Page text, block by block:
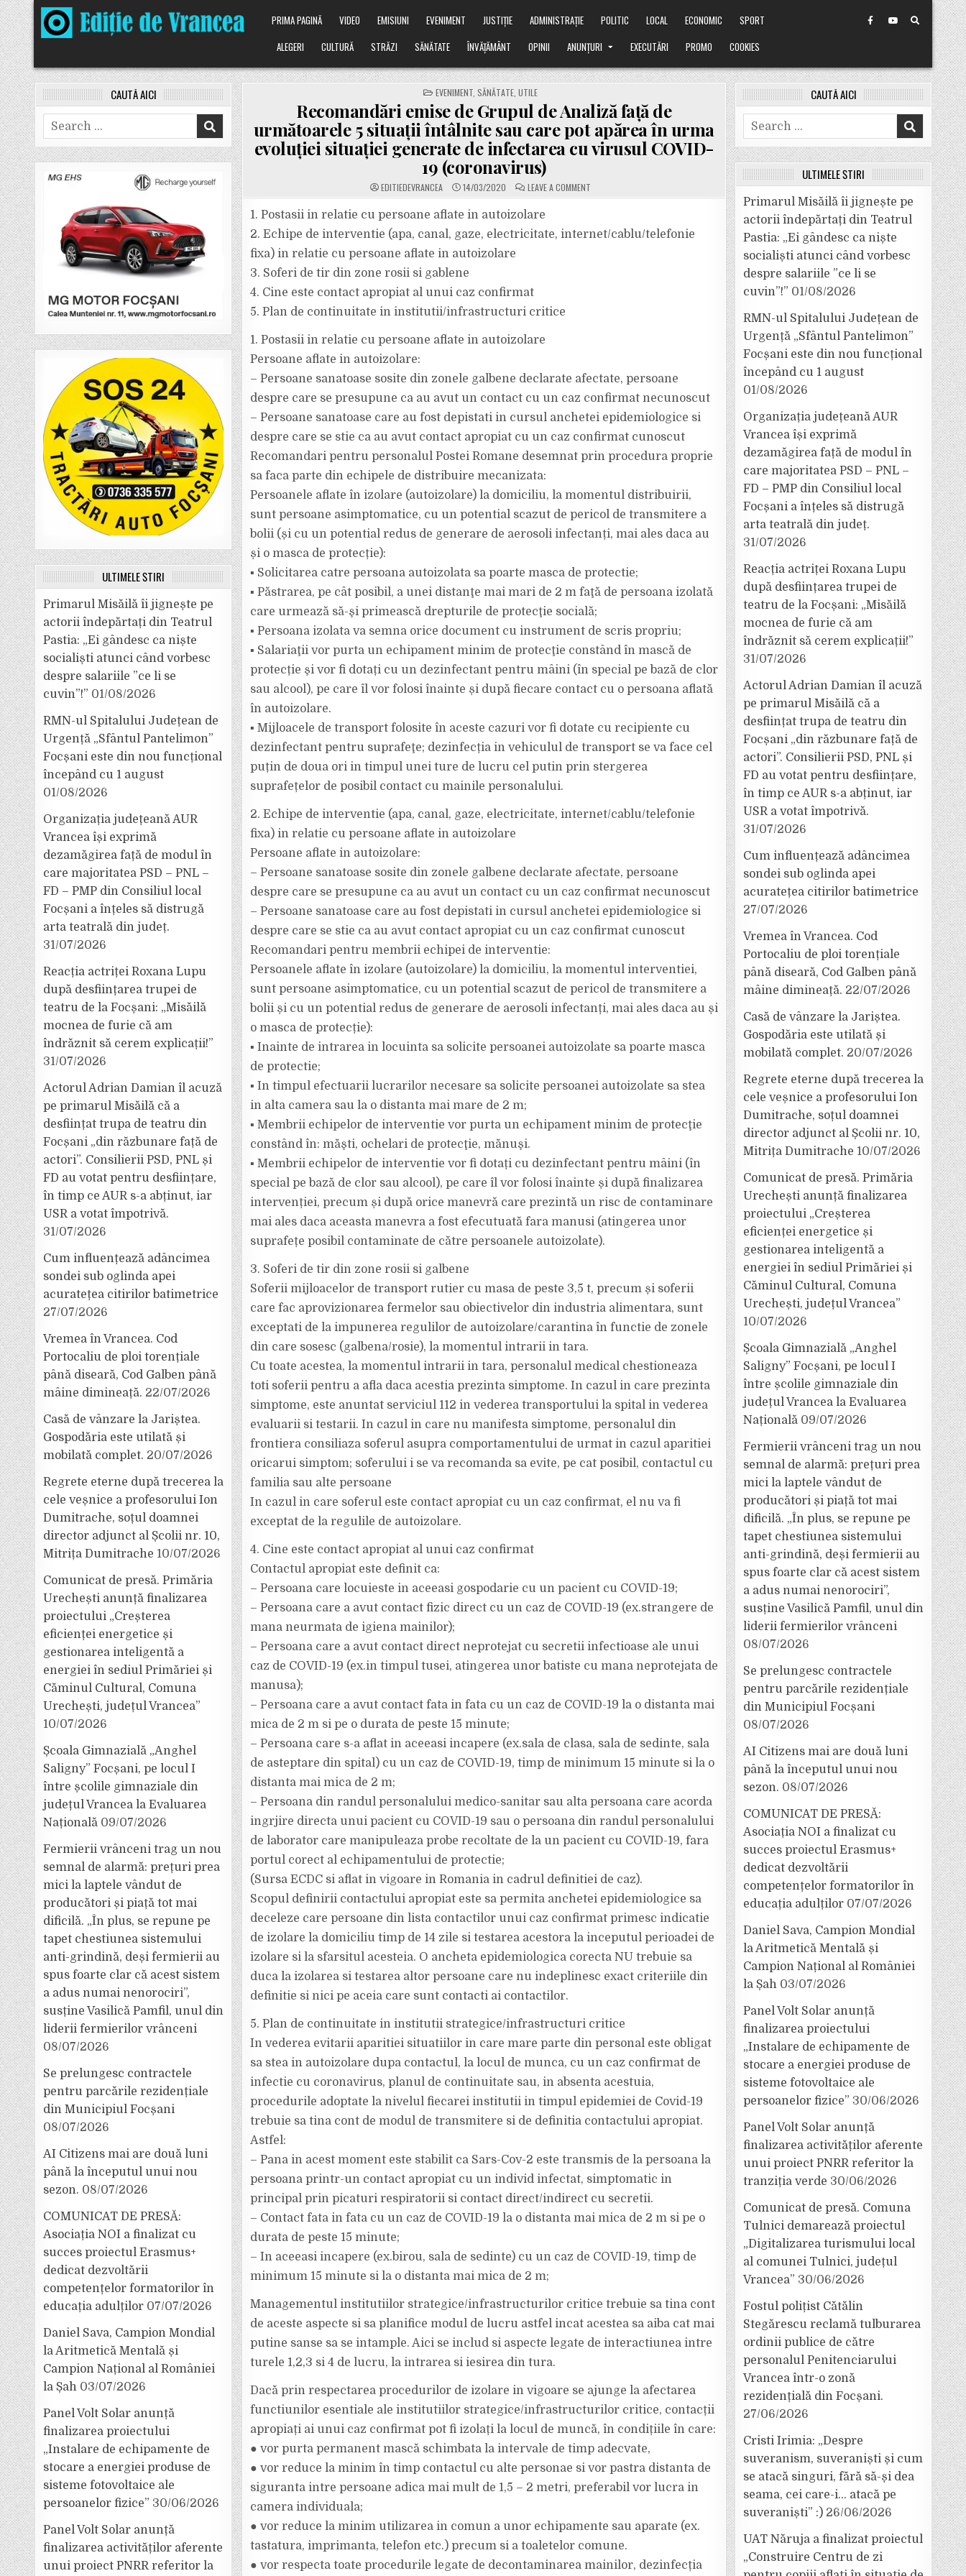
Skip
to
content
PRIMA PAGINĂ VIDEO EMISIUNI EVENIMENT JUSTIȚIE ADMINISTRAȚIE POLITIC LOCAL ECONOMIC
SPORT
ALEGERI
CULTURĂ STRĂZI SĂNĂTATE ÎNVĂȚĂMÂNT OPINII ANUNȚURI EXECUTĂRI PROMO COOKIES
POSTED
IN
EVENIMENT, SĂNĂTATE, UTILE
Recomandări emise de Grupul de Analiză față de
următoarele 5 situații întâlnite sau care pot apărea în urma
evoluției situației generate de infectarea cu virusul COVID-
19 (coronavirus)
EDITIEDEVRANCEA 14/03/2020 LEAVE A COMMENTON
RECOMANDĂRI
DE
ANALIZĂ
DE
INFECTAREA
CU
VIRUSUL
COVID-
19
1. Postasii in relatie cu persoane aflate in autoizolare
2. Echipe de interventie (apa, canal, gaze, electricitate, internet/cablu/telefonie
fixa) in relatie cu persoane aflate in autoizolare
3. Soferi de tir din zone rosii si gablene
4. Cine este contact apropiat al unui caz confirmat
5. Plan de continuitate in institutii/infrastructuri critice
1. Postasii in relatie cu persoane aflate in autoizolare
Persoane aflate in autoizolare:
– Persoane sanatoase sosite din zonele galbene declarate afectate, persoane
despre care se presupune ca au avut un contact cu un caz confirmat necunoscut
– Persoane sanatoase care au fost depistati in cursul anchetei epidemiologice si
despre care se stie ca au avut contact apropiat cu un caz confirmat cunoscut
Recomandari pentru personalul Postei Romane desemnat prin procedura proprie
sa faca parte din echipele de distribuire mecanizata:
Persoanele aflate în izolare (autoizolare) la domiciliu, la momentul distribuirii,
sunt persoane asimptomatice, cu un potential scazut de pericol de transmitere a
bolii (și cu un potential redus de generare de aerosoli infectanți, mai ales daca au
și o masca de protecție):
▪ Solicitarea catre persoana autoizolata sa poarte masca de protectie;
▪ Păstrarea, pe cât posibil, a unei distanţe mai mari de 2 m faţă de persoana izolată
care urmează să-şi primească drepturile de protecţie socială;
▪ Persoana izolata va semna orice document cu instrument de scris propriu;
▪ Salariaţii vor purta un echipament minim de protecţie constând în mască de
protecție şi vor fi dotați cu un dezinfectant pentru mâini (în special pe bază de clor
sau alcool), pe care îl vor folosi înainte și după fiecare contact cu o persoana aflată
în autoizolare.
▪ Mijloacele de transport folosite în aceste cazuri vor fi dotate cu recipiente cu
dezinfectant pentru suprafeţe; dezinfecția in vehiculul de transport se va face cel
puțin de doua ori in timpul unei ture de lucru cel putin prin stergerea
suprafețelor de posibil contact cu mainile personalului.
2. Echipe de interventie (apa, canal, gaze, electricitate, internet/cablu/telefonie
fixa) in relatie cu persoane aflate in autoizolare
Persoane aflate in autoizolare:
– Persoane sanatoase sosite din zonele galbene declarate afectate, persoane
despre care se presupune ca au avut un contact cu un caz confirmat necunoscut
– Persoane sanatoase care au fost depistati in cursul anchetei epidemiologice si
despre care se stie ca au avut contact apropiat cu un caz confirmat cunoscut
Recomandari pentru membrii echipei de interventie:
Persoanele aflate în izolare (autoizolare) la domiciliu, la momentul interventiei,
sunt persoane asimptomatice, cu un potential scazut de pericol de transmitere a
bolii și cu un potential redus de generare de aerosoli infectanți, mai ales daca au și
o masca de protecție):
▪ Inainte de intrarea in locuinta sa solicite persoanei autoizolate sa poarte masca
de protectie;
▪ In timpul efectuarii lucrarilor necesare sa solicite persoanei autoizolate sa stea
in alta camera sau la o distanta mai mare de 2 m;
▪ Membrii echipelor de interventie vor purta un echipament minim de protecţie
constând în: măşti, ochelari de protecţie, mănuşi.
▪ Membrii echipelor de interventie vor fi dotați cu dezinfectant pentru mâini (în
special pe bază de clor sau alcool), pe care îl vor folosi înainte și după finalizarea
intervenției, precum și după orice manevră care prezintă un risc de contaminare
mai ales daca aceasta manevra a fost efecutuată fara manusi (atingerea unor
suprafețe posibil contaminate de către persoanele autoizolate).
3. Soferi de tir din zone rosii si galbene
Soferii mijloacelor de transport rutier cu masa de peste 3,5 t, precum și soferii
care fac aprovizionarea fermelor sau obiectivelor din industria alimentara, sunt
exceptati de la impunerea regulilor de autoizolare/carantina în functie de zonele
din care sosesc (galbena/rosie), la momentul intrarii in tara.
Cu toate acestea, la momentul intrarii in tara, personalul medical chestioneaza
toti soferii pentru a afla daca acestia prezinta simptome. In cazul in care prezinta
simptome, este anuntat serviciul 112 in vederea transportului la spital in vederea
evaluarii si testarii. In cazul in care nu manifesta simptome, personalul din
frontiera consiliaza soferul asupra comportamentului de urmat in cazul aparitiei
oricarui simptom; soferului i se va recomanda sa evite, pe cat posibil, contactul cu
familia sau alte persoane
In cazul in care soferul este contact apropiat cu un caz confirmat, el nu va fi
exceptat de la regulile de autoizolare.
4. Cine este contact apropiat al unui caz confirmat
Contactul apropiat este definit ca:
– Persoana care locuieste in aceeasi gospodarie cu un pacient cu COVID-19;
– Persoana care a avut contact fizic direct cu un caz de COVID-19 (ex.strangere de
mana neurmata de igiena mainilor);
– Persoana care a avut contact direct neprotejat cu secretii infectioase ale unui
caz de COVID-19 (ex.in timpul tusei, atingerea unor batiste cu mana neprotejata de
manusa);
– Persoana care a avut contact fata in fata cu un caz de COVID-19 la o distanta mai
mica de 2 m si pe o durata de peste 15 minute;
– Persoana care s-a aflat in aceeasi incapere (ex.sala de clasa, sala de sedinte, sala
de asteptare din spital) cu un caz de COVID-19, timp de minimum 15 minute si la o
distanta mai mica de 2 m;
– Persoana din randul personalului medico-sanitar sau alta persoana care acorda
ingrjire directa unui pacient cu COVID-19 sau o persoana din randul personalului
de laborator care manipuleaza probe recoltate de la un pacient cu COVID-19, fara
portul corect al echipamentului de protectie;
(Sursa ECDC si aflat in vigoare in Romania in cadrul definitiei de caz).
Scopul definirii contactului apropiat este sa permita anchetei epidemiologice sa
deceleze care persoane din lista contactilor unui caz confirmat primesc indicatie
de izolare la domiciliu timp de 14 zile si testarea acestora la inceputul perioadei de
izolare si la sfarsitul acesteia. O ancheta epidemiologica corecta NU trebuie sa
duca la izolarea si testarea altor persoane care nu indeplinesc exact criteriile din
definitie si nici pe aceia care sunt contacti ai contactilor.
5. Plan de continuitate in institutii strategice/infrastructuri critice
In vederea evitarii aparitiei situatiilor in care mare parte din personal este obligat
sa stea in autoizolare dupa contactul, la locul de munca, cu un caz confirmat de
infectie cu coronavirus, planul de continuitate sau, in absenta acestuia,
procedurile adoptate la nivelul fiecarei institutii in timpul epidemiei de Covid-19
trebuie sa tina cont de modul de transmitere si de definitia contactului apropiat.
Astfel:
– Pana in acest moment este stabilit ca Sars-Cov-2 este transmis de la persoana la
persoana printr-un contact apropiat cu un individ infectat, simptomatic in
principal prin picaturi respiratorii si contact direct/indirect cu secretii.
– Contact fata in fata cu un caz de COVID-19 la o distanta mai mica de 2 m si pe o
durata de peste 15 minute;
– In aceeasi incapere (ex.birou, sala de sedinte) cu un caz de COVID-19, timp de
minimum 15 minute si la o distanta mai mica de 2 m;
Managementul institutiilor strategice/infrastructurilor critice trebuie sa tina cont
de aceste aspecte si sa planifice modul de lucru astfel incat acestea sa aiba cat mai
putine sanse sa se intample. Aici se includ si aspecte legate de interactiunea intre
turele 1,2,3 si 4 de lucru, la intrarea si iesirea din tura.
Dacă prin respectarea procedurilor de izolare in vigoare se ajunge la afectarea
functiunilor esentiale ale institutiilor strategice/infrastructurilor critice, contacții
apropiați ai unui caz confirmat pot fi izolați la locul de muncă, în condițiile în care:
● vor purta permanent mască schimbata la intervale de timp adecvate,
● vor reduce la minim în timp contactul cu alte personae si vor pastra distanta de
siguranta intre persoane adica mai mult de 1,5 – 2 metri, preferabil vor lucra in
camera individuala;
● vor reduce la minim utilizarea in comun a unor echipamente sau aparate (ex.
tastatura, imprimanta, telefon etc.) precum si a toaletelor comune.
● vor respecta toate procedurile legate de decontaminarea mainilor, dezinfecția
CAUTĂ AICI
Search
for:
ULTIMELE ȘTIRI
Primarul Misăilă îi jignește pe
actorii îndepărtați din Teatrul
Pastia: „Ei gândesc ca niște
socialiști atunci când vorbesc
despre salariile ”ce li se
cuvin”!” 01/08/2026
RMN-ul Spitalului Județean de
Urgență „Sfântul Pantelimon”
Focșani este din nou funcțional
începând cu 1 august
01/08/2026
Organizația județeană AUR
Vrancea își exprimă
dezamăgirea față de modul în
care majoritatea PSD – PNL –
FD – PMP din Consiliul local
Focșani a înțeles să distrugă
arta teatrală din județ.
31/07/2026
Reacția actriței Roxana Lupu
după desființarea trupei de
teatru de la Focșani: „Misăilă
mocnea de furie că am
îndrăznit să cerem explicații!”
31/07/2026
Actorul Adrian Damian îl acuză
pe primarul Misăilă că a
desființat trupa de teatru din
Focșani „din răzbunare față de
actori”. Consilierii PSD, PNL și
FD au votat pentru desființare,
în timp ce AUR s-a abținut, iar
USR a votat împotrivă.
31/07/2026
Cum influențează adâncimea
sondei sub oglinda apei
acuratețea citirilor batimetrice
27/07/2026
Vremea în Vrancea. Cod
Portocaliu de ploi torențiale
până diseară, Cod Galben până
mâine dimineață. 22/07/2026
Casă de vânzare la Jariștea.
Gospodăria este utilată și
mobilată complet. 20/07/2026
Regrete eterne după trecerea la
cele veșnice a profesorului Ion
Dumitrache, soțul doamnei
director adjunct al Școlii nr. 10,
Mitrița Dumitrache 10/07/2026
Comunicat de presă. Primăria
Urechești anunță finalizarea
proiectului „Creșterea
eficienței energetice și
gestionarea inteligentă a
energiei în sediul Primăriei și
Căminul Cultural, Comuna
Urechești, județul Vrancea”
10/07/2026
Școala Gimnazială „Anghel
Saligny” Focșani, pe locul I
între școlile gimnaziale din
județul Vrancea la Evaluarea
Națională 09/07/2026
Fermierii vrânceni trag un nou
semnal de alarmă: prețuri prea
mici la laptele vândut de
producători și piață tot mai
dificilă. „În plus, se repune pe
tapet chestiunea sistemului
anti-grindină, deși fermierii au
spus foarte clar că acest sistem
a adus numai nenorociri”,
susține Vasilică Pamfil, unul din
liderii fermierilor vrânceni
08/07/2026
Se prelungesc contractele
pentru parcările rezidențiale
din Municipiul Focșani
08/07/2026
AI Citizens mai are două luni
până la începutul unui nou
sezon. 08/07/2026
COMUNICAT DE PRESĂ:
Asociația NOI a finalizat cu
succes proiectul Erasmus+
dedicat dezvoltării
competențelor formatorilor în
educația adulților 07/07/2026
Daniel Sava, Campion Mondial
la Aritmetică Mentală și
Campion Național al României
la Șah 03/07/2026
Panel Volt Solar anunță
finalizarea proiectului
„Instalare de echipamente de
stocare a energiei produse de
sisteme fotovoltaice ale
persoanelor fizice” 30/06/2026
Panel Volt Solar anunță
finalizarea activităților aferente
unui proiect PNRR referitor la
CAUTĂ AICI
Search
for:
ULTIMELE ȘTIRI
Primarul Misăilă îi jignește pe
actorii îndepărtați din Teatrul
Pastia: „Ei gândesc ca niște
socialiști atunci când vorbesc
despre salariile ”ce li se
cuvin”!” 01/08/2026
RMN-ul Spitalului Județean de
Urgență „Sfântul Pantelimon”
Focșani este din nou funcțional
începând cu 1 august
01/08/2026
Organizația județeană AUR
Vrancea își exprimă
dezamăgirea față de modul în
care majoritatea PSD – PNL –
FD – PMP din Consiliul local
Focșani a înțeles să distrugă
arta teatrală din județ.
31/07/2026
Reacția actriței Roxana Lupu
după desființarea trupei de
teatru de la Focșani: „Misăilă
mocnea de furie că am
îndrăznit să cerem explicații!”
31/07/2026
Actorul Adrian Damian îl acuză
pe primarul Misăilă că a
desființat trupa de teatru din
Focșani „din răzbunare față de
actori”. Consilierii PSD, PNL și
FD au votat pentru desființare,
în timp ce AUR s-a abținut, iar
USR a votat împotrivă.
31/07/2026
Cum influențează adâncimea
sondei sub oglinda apei
acuratețea citirilor batimetrice
27/07/2026
Vremea în Vrancea. Cod
Portocaliu de ploi torențiale
până diseară, Cod Galben până
mâine dimineață. 22/07/2026
Casă de vânzare la Jariștea.
Gospodăria este utilată și
mobilată complet. 20/07/2026
Regrete eterne după trecerea la
cele veșnice a profesorului Ion
Dumitrache, soțul doamnei
director adjunct al Școlii nr. 10,
Mitrița Dumitrache 10/07/2026
Comunicat de presă. Primăria
Urechești anunță finalizarea
proiectului „Creșterea
eficienței energetice și
gestionarea inteligentă a
energiei în sediul Primăriei și
Căminul Cultural, Comuna
Urechești, județul Vrancea”
10/07/2026
Școala Gimnazială „Anghel
Saligny” Focșani, pe locul I
între școlile gimnaziale din
județul Vrancea la Evaluarea
Națională 09/07/2026
Fermierii vrânceni trag un nou
semnal de alarmă: prețuri prea
mici la laptele vândut de
producători și piață tot mai
dificilă. „În plus, se repune pe
tapet chestiunea sistemului
anti-grindină, deși fermierii au
spus foarte clar că acest sistem
a adus numai nenorociri”,
susține Vasilică Pamfil, unul din
liderii fermierilor vrânceni
08/07/2026
Se prelungesc contractele
pentru parcările rezidențiale
din Municipiul Focșani
08/07/2026
AI Citizens mai are două luni
până la începutul unui nou
sezon. 08/07/2026
COMUNICAT DE PRESĂ:
Asociația NOI a finalizat cu
succes proiectul Erasmus+
dedicat dezvoltării
competențelor formatorilor în
educația adulților 07/07/2026
Daniel Sava, Campion Mondial
la Aritmetică Mentală și
Campion Național al României
la Șah 03/07/2026
Panel Volt Solar anunță
finalizarea proiectului
„Instalare de echipamente de
stocare a energiei produse de
sisteme fotovoltaice ale
persoanelor fizice” 30/06/2026
Panel Volt Solar anunță
finalizarea activităților aferente
unui proiect PNRR referitor la
tranziția verde 30/06/2026
Comunicat de presă. Comuna
Tulnici demarează proiectul
„Digitalizarea turismului local
al comunei Tulnici, județul
Vrancea” 30/06/2026
Fostul polițist Cătălin
Stegărescu reclamă tulburarea
ordinii publice de către
personalul Penitenciarului
Vrancea într-o zonă
rezidențială din Focșani.
27/06/2026
Cristi Irimia: „Despre
suveranism, suveraniști și cum
se atacă singuri, fără să-și dea
seama, cei care-i… atacă pe
suveraniști” :) 26/06/2026
UAT Năruja a finalizat proiectul
„Construire Centru de zi